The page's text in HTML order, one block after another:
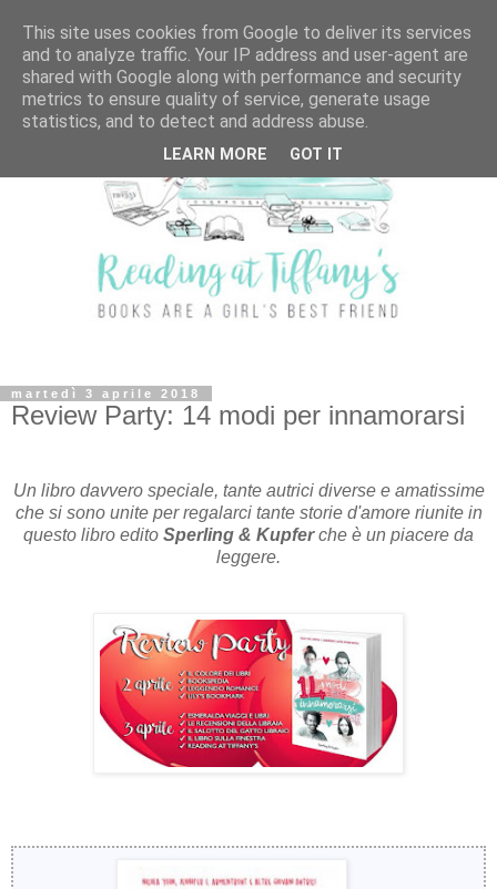
martedì 3 aprile 2018
Review Party: 14 modi per innamorarsi
Un libro davvero speciale, tante autrici diverse e amatissime
che si sono unite per regalarci tante storie d'amore riunite in
questo libro edito Sperling & Kupferche è un piacere da
leggere.
This site uses cookies from Google to deliver its services
and to analyze traffic. Your IP address and user-agent are
shared with Google along with performance and security
metrics to ensure quality of service, generate usage
statistics, and to detect and address abuse.
LEARN MORE GOT IT